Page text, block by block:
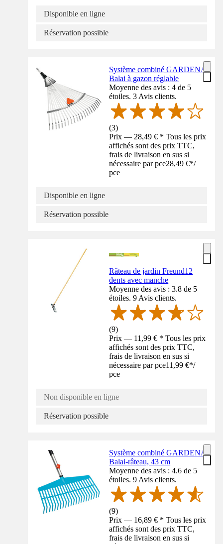
Disponible en ligne
Réservation possible
Système combiné GARDENA
Balai à gazon réglable
Moyenne des avis : 4 de 5
étoiles. 3 Avis clients.
(3)
Prix — 28,49 € * Tous les prix
affichés sont des prix TTC,
frais de livraison en sus si
nécessaire par pce28,49 €*/
pce
Disponible en ligne
Réservation possible
Râteau de jardin Freund12
dents avec manche
Moyenne des avis : 3.8 de 5
étoiles. 9 Avis clients.
(9)
Prix — 11,99 € * Tous les prix
affichés sont des prix TTC,
frais de livraison en sus si
nécessaire par pce11,99 €*/
pce
Non disponible en ligne
Réservation possible
Système combiné GARDENA
Balai-râteau, 43 cm
Moyenne des avis : 4.6 de 5
étoiles. 9 Avis clients.
(9)
Prix — 16,89 € * Tous les prix
affichés sont des prix TTC,
frais de livraison en sus si